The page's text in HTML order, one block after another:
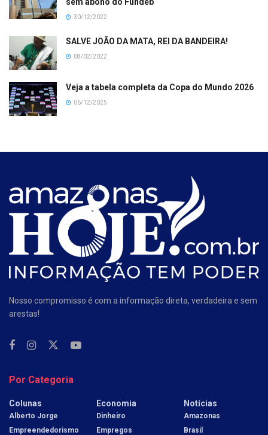
30/12/2022
SALVE JOÃO DA MATA, REI DA BANDEIRA!
08/02/2022
Veja a tabela completa da Copa do Mundo 2026
06/12/2025
Nosso compromisso é com a informação direta, verdadeira e sem
arestas!
Por Categoria
Colunas
Alberto Jorge
Empreendedorismo
Economia
Dinheiro
Empregos
Notícias
Amazonas
Brasil